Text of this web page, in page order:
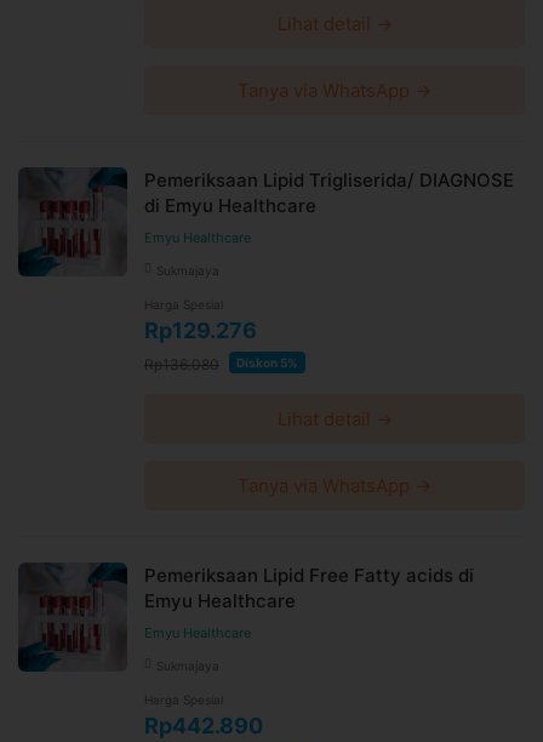
Lihat detail →
Tanya via WhatsApp →
Pemeriksaan Lipid Trigliserida/ DIAGNOSE
di Emyu Healthcare
Emyu Healthcare
Sukmajaya
Harga Spesial
Rp129.276
Rp136.080 Diskon 5%
Lihat detail →
Tanya via WhatsApp →
Pemeriksaan Lipid Free Fatty acids di
Emyu Healthcare
Emyu Healthcare
Sukmajaya
Harga Spesial
Rp442.890